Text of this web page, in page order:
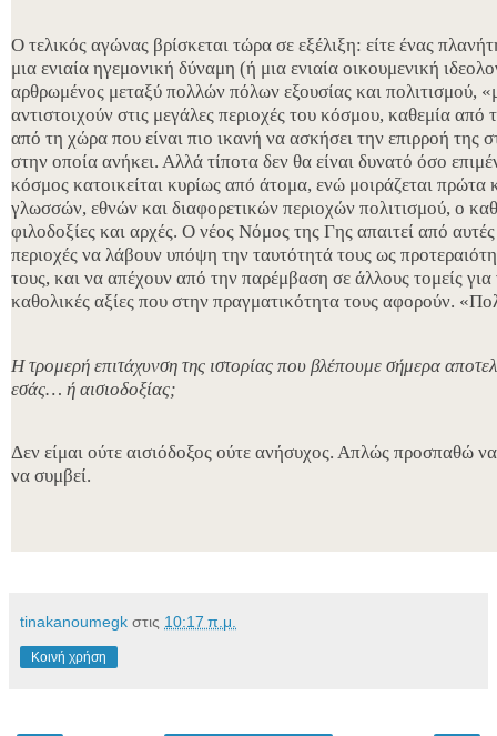
Ο τελικός αγώνας βρίσκεται τώρα σε εξέλιξη: είτε ένας
μια ενιαία ηγεμονική δύναμη (ή μια ενιαία οικουμενική
αρθρωμένος μεταξύ πολλών πόλων εξουσίας και πολιτισμού,
αντιστοιχούν στις μεγάλες περιοχές του κόσμου, καθεμία από
από τη χώρα που είναι πιο ικανή να ασκήσει την επιρροή της
στην οποία ανήκει. Αλλά τίποτα δεν θα είναι δυνατό όσο
κόσμος κατοικείται κυρίως από άτομα, ενώ μοιράζεται πρώτα
γλωσσών, εθνών και διαφορετικών περιοχών πολιτισμού, ο
φιλοδοξίες και αρχές. Ο νέος Νόμος της Γης απαιτεί από αυτές
περιοχές να λάβουν υπόψη την ταυτότητά τους ως
τους, και να απέχουν από την παρέμβαση σε άλλους τομείς
καθολικές αξίες που στην πραγματικότητα τους αφορούν.
Η τρομερή επιτάχυνση της ιστορίας που βλέπουμε σήμερα
εσάς… ή αισιοδοξίας;
Δεν είμαι ούτε αισιόδοξος ούτε ανήσυχος. Απλώς προσπαθώ
να συμβεί.
tinakanoumegk στις 10:17 π.μ.
Κοινή χρήση